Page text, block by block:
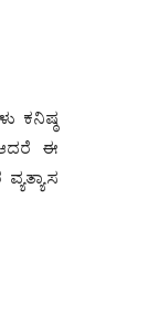
ಕನಿಷ್ಠ
ಈ